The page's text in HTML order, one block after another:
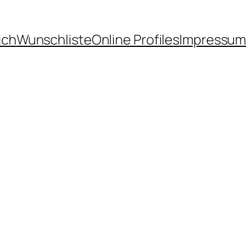
WunschlisteOnline ProfilesImpressum